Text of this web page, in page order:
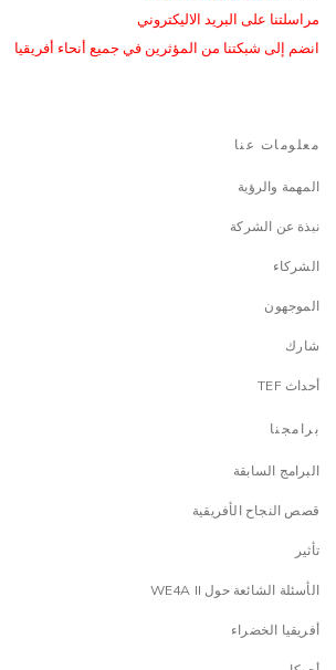
مراسلتنا على البريد الاليكتروني
انضم إلى شبكتنا من المؤثرين في جميع أنحاء أفريقيا
معلومات عنا
المهمة والرؤية
نبذة عن الشركة
الشركاء
الموجهون
شارك
أحداث TEF
برامجنا
البرامج السابقة
قصص النجاح الأفريقية
تأثير
الأسئلة الشائعة حول WE4A II
أفريقيا الخضراء